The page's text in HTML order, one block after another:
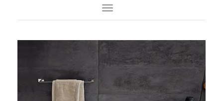
Toggle Navigation